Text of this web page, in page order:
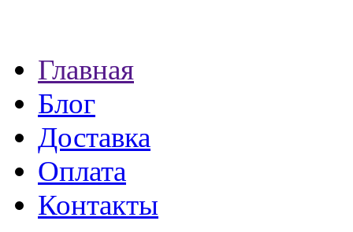
Главная
Блог
Доставка
Оплата
Контакты